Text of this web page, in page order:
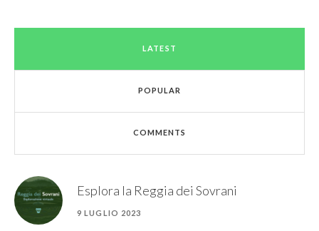
LATEST
POPULAR
COMMENTS
Esplora la Reggia dei Sovrani
9 LUGLIO 2023